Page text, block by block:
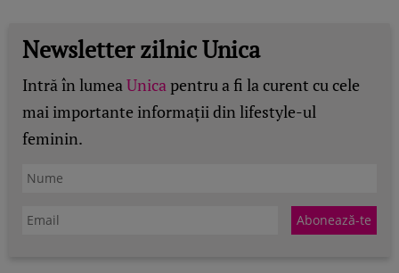
Newsletter zilnic Unica
Intră în lumeaUnicapentru a fi la curent cu cele
mai importante informații din lifestyle-ul
feminin.